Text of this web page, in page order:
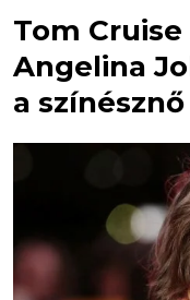
Tom
Angelina
a